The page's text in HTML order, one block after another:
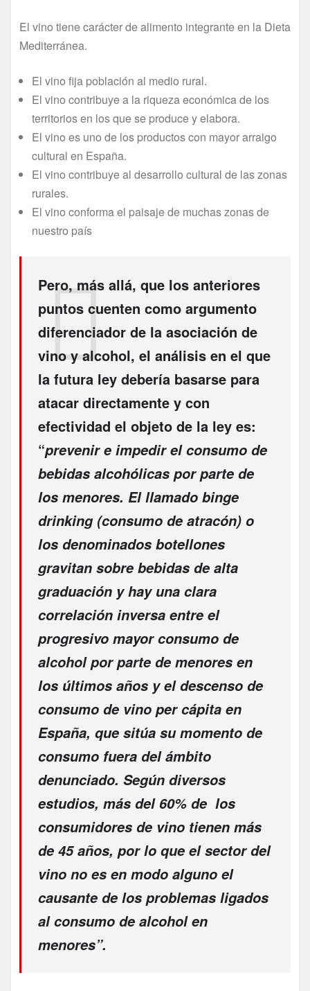
El vino tiene carácter de alimento integrante en la Dieta
Mediterránea.
El vino fija población al medio rural.
El vino contribuye a la riqueza económica de los
territorios en los que se produce y elabora.
El vino es uno de los productos con mayor arraigo
cultural en España.
El vino contribuye al desarrollo cultural de las zonas
rurales.
El vino conforma el paisaje de muchas zonas de
nuestro país
Pero, más allá, que los anteriores
puntos cuenten como argumento
diferenciador de la asociación de
vino y alcohol, el análisis en el que
la futura ley debería basarse para
atacar directamente y con
efectividad el objeto de la ley es:
“prevenir e impedir el consumo de
bebidas alcohólicas por parte de
los menores. El llamado binge
drinking (consumo de atracón) o
los denominados botellones
gravitan sobre bebidas de alta
graduación y hay una clara
correlación inversa entre el
progresivo mayor consumo de
alcohol por parte de menores en
los últimos años y el descenso de
consumo de vino per cápita en
España, que sitúa su momento de
consumo fuera del ámbito
denunciado. Según diversos
estudios, más del 60% de los
consumidores de vino tienen más
de 45 años, por lo que el sector del
vino no es en modo alguno el
causante de los problemas ligados
al consumo de alcohol en
menores”.